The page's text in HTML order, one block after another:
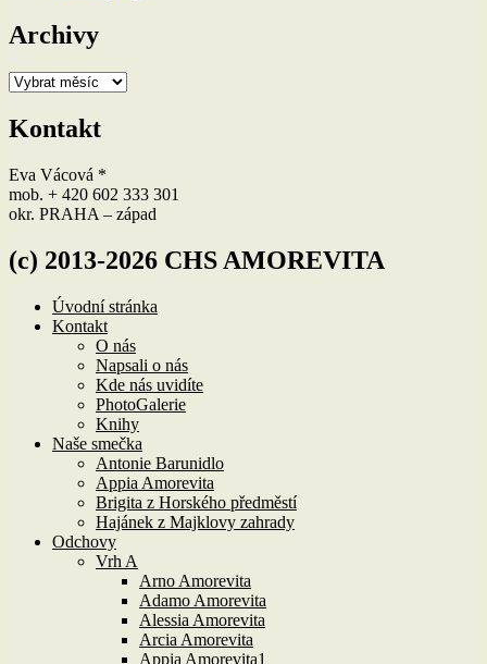
Archivy
Archivy
Kontakt
Eva Vácová *
mob. + 420 602 333 301
okr. PRAHA – západ
(c) 2013-2026 CHS AMOREVITA
Úvodní stránka
Kontakt
O nás
Napsali o nás
Kde nás uvidíte
PhotoGalerie
Knihy
Naše smečka
Antonie Barunidlo
Appia Amorevita
Brigita z Horského předměstí
Hajánek z Majklovy zahrady
Odchovy
Vrh A
Arno Amorevita
Adamo Amorevita
Alessia Amorevita
Arcia Amorevita
Appia Amorevita1